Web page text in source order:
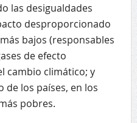
las desigualdades
desproporcionado
bajos (responsables
de efecto
cambio climático; y
de los países, en los
pobres.